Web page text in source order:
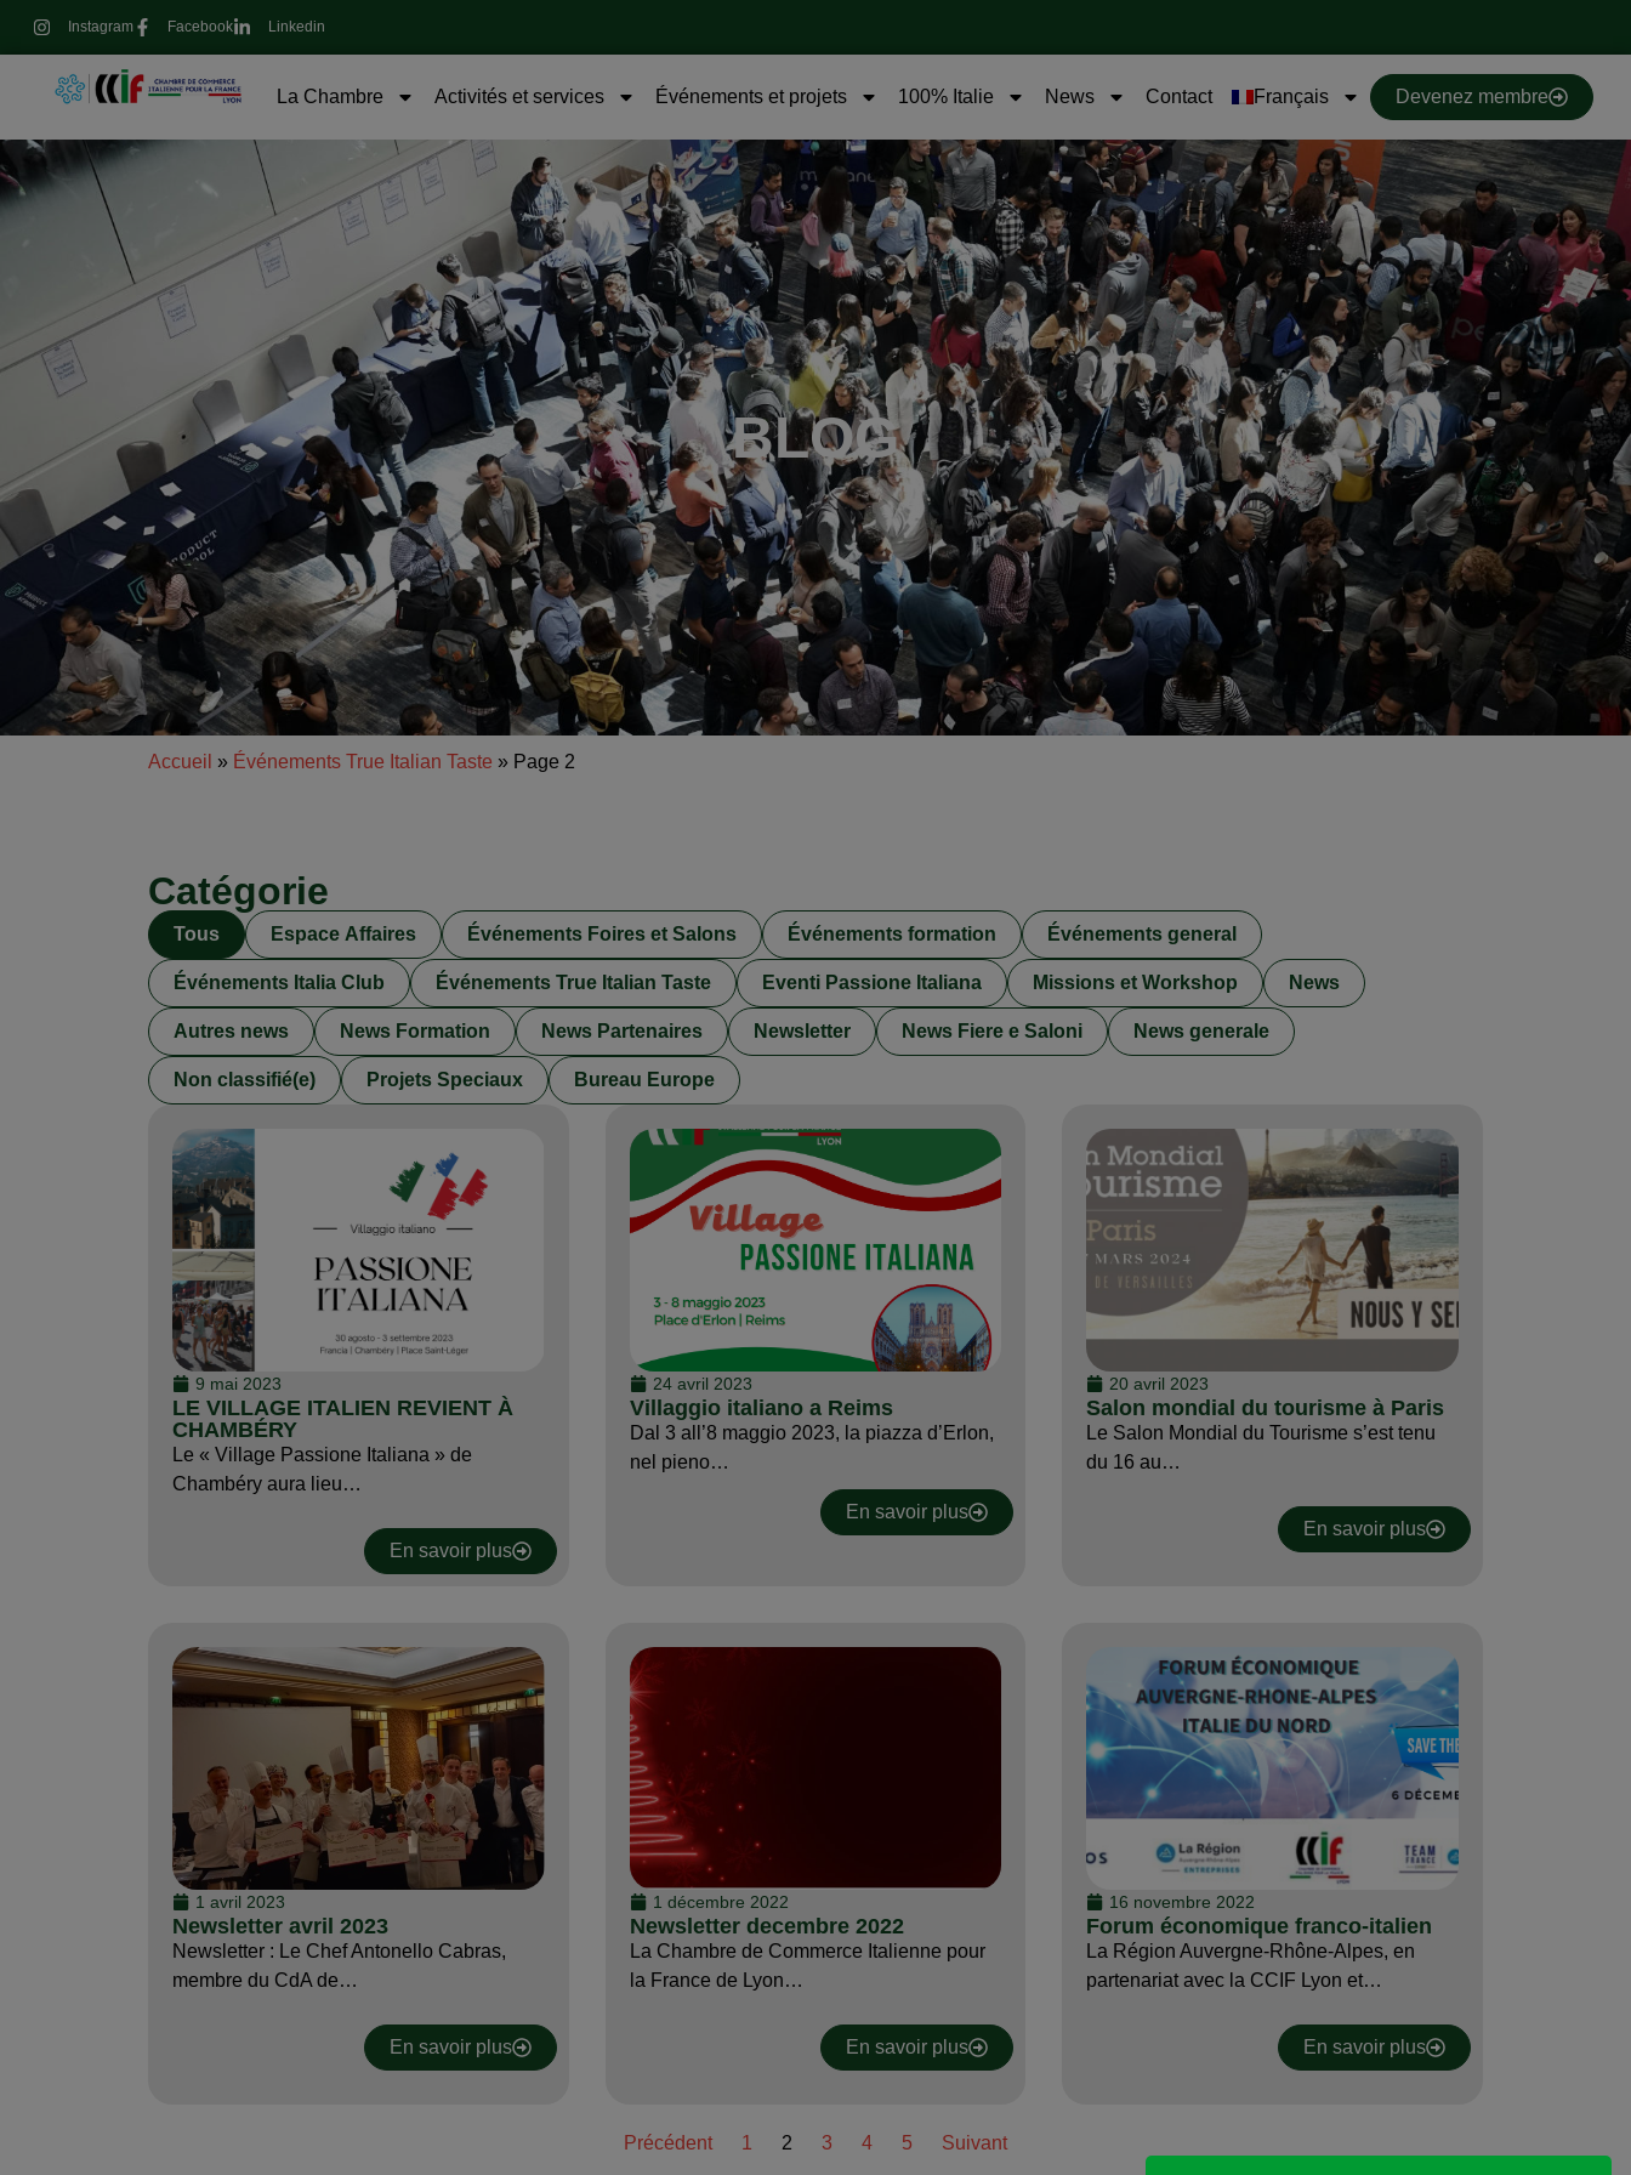
Instagram Facebook Linkedin
La Chambre Activités et services Événements et projets 100% Italie News Contact Français Devenez membre
BLOG
Accueil » Événements True Italian Taste » Page 2
Catégorie
Espace Affaires Événements Foires et Salons Événements formation Événements general
Événements Italia Club Événements True Italian Taste Eventi Passione Italiana Missions et Workshop News
Autres news News Formation News Partenaires Newsletter News Fiere e Saloni News generale
Non classifié(e) Projets Speciaux Bureau Europe
Tous
9 mai 2023
LE VILLAGE ITALIEN REVIENT À
CHAMBÉRY
Le « Village Passione Italiana » de
Chambéry aura lieu…
En savoir plus
24 avril 2023
Villaggio italiano a Reims
Dal 3 all’8 maggio 2023, la piazza d’Erlon,
nel pieno…
En savoir plus
20 avril 2023
Salon mondial du tourisme à Paris
Le Salon Mondial du Tourisme s’est tenu
du 16 au…
En savoir plus
1 avril 2023
Newsletter avril 2023
Newsletter : Le Chef Antonello Cabras,
membre du CdA de…
En savoir plus
1 décembre 2022
Newsletter decembre 2022
La Chambre de Commerce Italienne pour
la France de Lyon…
En savoir plus
16 novembre 2022
Forum économique franco-italien
La Région Auvergne-Rhône-Alpes, en
partenariat avec la CCIF Lyon et…
En savoir plus
Précédent 1 2 3 4 5 Suivant